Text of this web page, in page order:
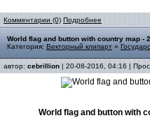
Комментарии (0) Подробнее
World flag and button with country map -
Категория: Векторный клипарт »
автор: cebrillion | 20-08-2016, 04:16 |
World flag and button with